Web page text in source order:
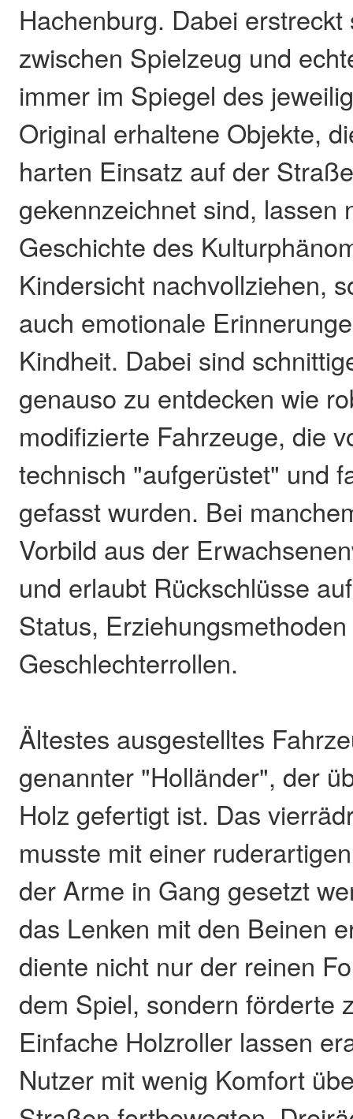
Hachenburg. Dabei
zwischen Spielzeug und
immer im Spiegel des
Original erhaltene Objekte,
harten Einsatz auf der
gekennzeichnet sind, lassen
Geschichte des
Kindersicht nachvollziehen,
auch emotionale
Kindheit. Dabei sind
genauso zu entdecken wie
modifizierte Fahrzeuge, die
technisch "aufgerüstet" und
gefasst wurden. Bei
Vorbild aus der
und erlaubt Rückschlüsse
Status,
Geschlechterrollen.
Ältestes ausgestelltes
genannter "Holländer", der
Holz gefertigt ist. Das
musste mit einer
der Arme in Gang gesetzt
das Lenken mit den Beinen
diente nicht nur der reinen
dem Spiel, sondern förderte
Einfache Holzroller lassen
Nutzer mit wenig Komfort